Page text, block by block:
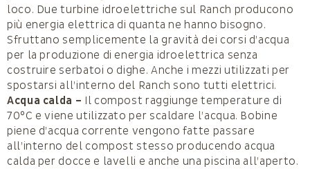
loco. Due turbine idroelettriche sul Ranch producono
più energia elettrica di quanta ne hanno bisogno.
Sfruttano semplicemente la gravità dei corsi d’acqua
per la produzione di energia idroelettrica senza
costruire serbatoi o dighe. Anche i mezzi utilizzati per
spostarsi all’interno del Ranch sono tutti elettrici.
Acqua calda – Il compost raggiunge temperature di
70°C e viene utilizzato per scaldare l’acqua. Bobine
piene d’acqua corrente vengono fatte passare
all’interno del compost stesso producendo acqua
calda per docce e lavelli e anche una piscina all’aperto.